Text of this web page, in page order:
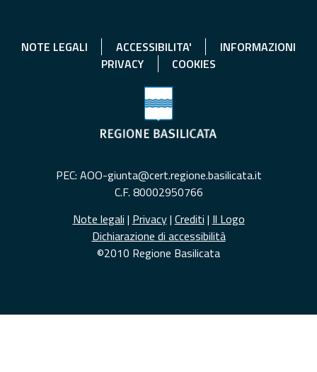
NOTE LEGALI ACCESSIBILITA'
INFORMAZIONI
PRIVACY
COOKIES
PEC: AOO-giunta@cert.regione.basilicata.it
C.F. 80002950766
Note legali | Privacy| Crediti | Il Logo
Dichiarazione di accessibilità
©2010 Regione Basilicata